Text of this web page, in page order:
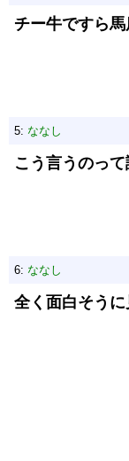
チー牛ですら
5: ななし
こう言うのっ
6: ななし
全く面白そう